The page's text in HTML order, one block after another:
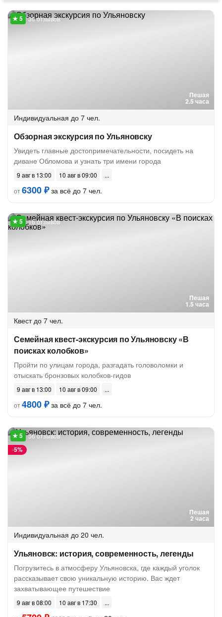
Пешая
2.5 часа
30 отзывов
Индивидуальная до 7 чел.
Обзорная экскурсия по Ульяновску
Увидеть главные достопримечательности, посидеть на
диване Обломова и узнать три имени города
9 авг в 13:00
10 авг в 09:00
от6300 ₽за всё до 7 чел.
Пешая
1.5 часа
16 отзывов
Квест до 7 чел.
Семейная квест-экскурсия по Ульяновску «В
поисках колобков»
Пройти по улицам города, разгадать головоломки и
отыскать бронзовых колобков-гидов
9 авг в 13:00
10 авг в 09:00
от4800 ₽за всё до 7 чел.
Пешая
2 часа
-5%
56 отзывов
Индивидуальная до 20 чел.
Ульяновск: история, современность, легенды
Погрузитесь в атмосферу Ульяновска, где каждый уголок
рассказывает свою уникальную историю. Вас ждет
захватывающее путешествие
9 авг в 08:00
10 авг в 17:30